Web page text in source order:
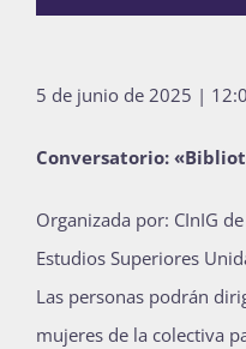
Bienvenida
5 de junio de 2025 |
Conversatorio:
Organizada por: CInIG
Estudios Superiores
Las personas podrán
mujeres de la colectiva